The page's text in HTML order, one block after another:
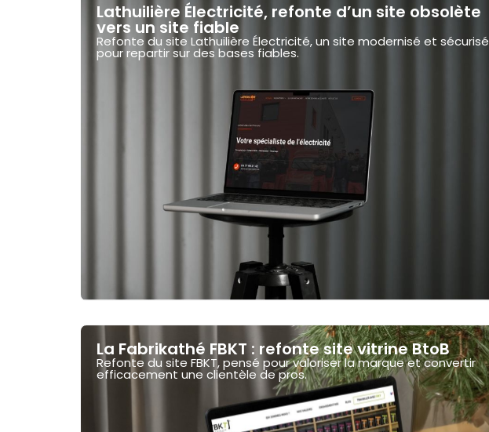
Lathuilière Électricité, refonte d’un site obsolète
vers un site fiable
Refonte du site Lathuilière Électricité, un site modernisé et sécurisé
pour repartir sur des bases fiables.
La Fabrikathé FBKT : refonte site vitrine BtoB
Refonte du site FBKT, pensé pour valoriser la marque et convertir
efficacement une clientèle de pros.